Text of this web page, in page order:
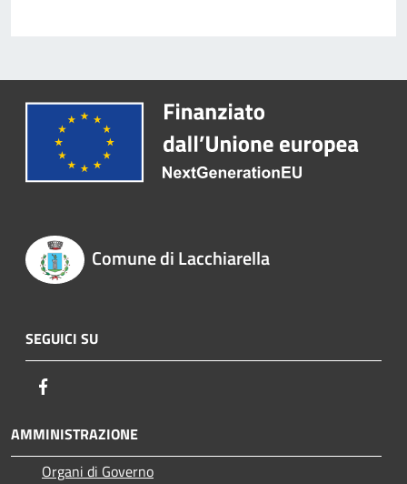
Comune di Lacchiarella
SEGUICI SU
AMMINISTRAZIONE
Organi di Governo